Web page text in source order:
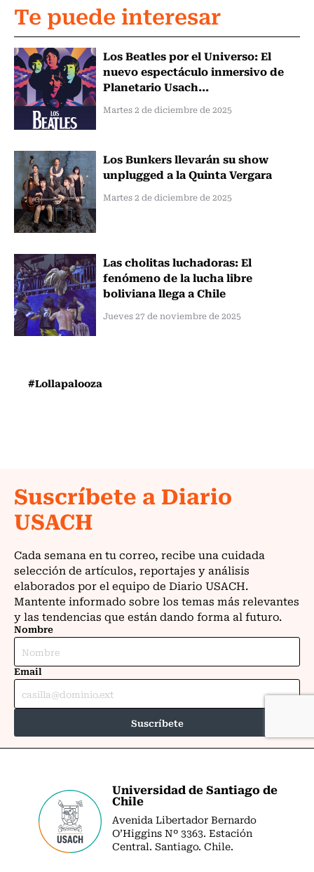
Te puede interesar
Los Beatles por el Universo: El
nuevo espectáculo inmersivo de
Planetario Usach...
Martes 2 de diciembre de 2025
Los Bunkers llevarán su show
unplugged a la Quinta Vergara
Martes 2 de diciembre de 2025
Las cholitas luchadoras: El
fenómeno de la lucha libre
boliviana llega a Chile
Jueves 27 de noviembre de 2025
#Lollapalooza
Universidad de Santiago de
Chile
Avenida Libertador Bernardo
O’Higgins Nº 3363. Estación
Central. Santiago. Chile.